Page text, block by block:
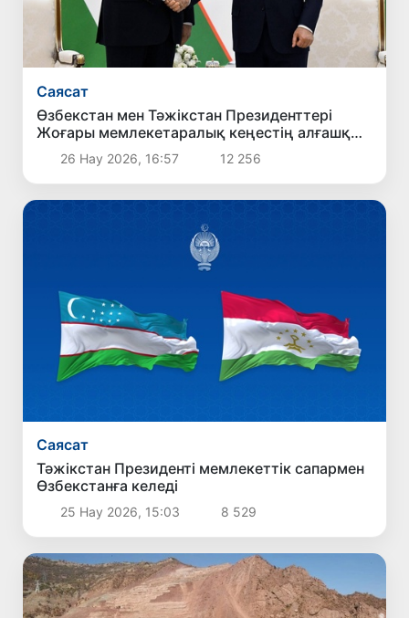
Саясат
Өзбекстан мен Тәжікстан Президенттері
Жоғары мемлекетаралық кеңестің алғашқы
отырысын өткізді
26 Нау 2026, 16:57 12 256
Саясат
Тәжікстан Президенті мемлекеттік сапармен
Өзбекстанға келеді
25 Нау 2026, 15:03 8 529